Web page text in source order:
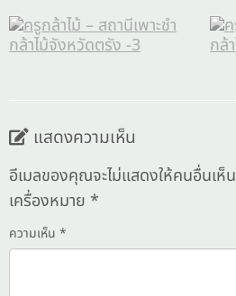
แสดงความเห็น
อีเมลของคุณจะไม่แสดงให้คนอื่นเห็น
เครื่องหมาย *
ความเห็น *